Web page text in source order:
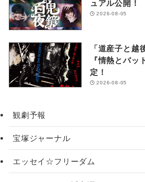
ュアル公開！
2026-08-05
「道産子と越
『情熱とバッ
定！
2026-08-05
観劇予報
宝塚ジャーナル
エッセイ☆フリーダム